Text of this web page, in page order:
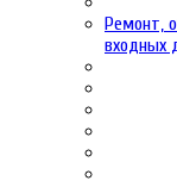
Ремонт,
входных